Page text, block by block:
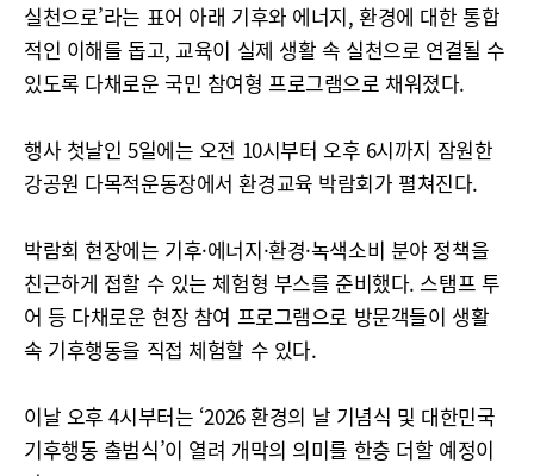
실천으로’라는 표어 아래 기후와 에너지, 환경에 대한 통합
적인 이해를 돕고, 교육이 실제 생활 속 실천으로 연결될 수
있도록 다채로운 국민 참여형 프로그램으로 채워졌다.
행사 첫날인 5일에는 오전 10시부터 오후 6시까지 잠원한
강공원 다목적운동장에서 환경교육 박람회가 펼쳐진다.
박람회 현장에는 기후·에너지·환경·녹색소비 분야 정책을
친근하게 접할 수 있는 체험형 부스를 준비했다. 스탬프 투
어 등 다채로운 현장 참여 프로그램으로 방문객들이 생활
속 기후행동을 직접 체험할 수 있다.
이날 오후 4시부터는 ‘2026 환경의 날 기념식 및 대한민국
기후행동 출범식’이 열려 개막의 의미를 한층 더할 예정이